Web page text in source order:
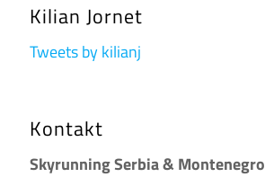
Kilian Jornet
Tweets by kilianj
Kontakt
Skyrunning Serbia & Montenegro